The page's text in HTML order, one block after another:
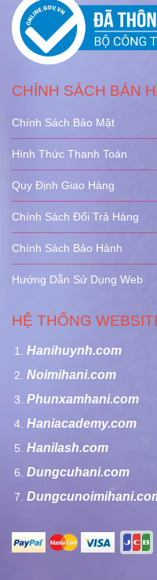
CHÍNH SÁCH BÁN
Chính Sách Bảo Mật
Hình Thức Thanh Toán
Quy Định Giao Hàng
Chính Sách Đổi Trả Hàng
Chính Sách Bảo Hành
Hướng Dẫn Sử Dụng Web
HỆ THỐNG
Hanihuynh.com
Noimihani.com
Phunxamhani.com
Haniacademy.com
Hanilash.com
Dungcuhani.com